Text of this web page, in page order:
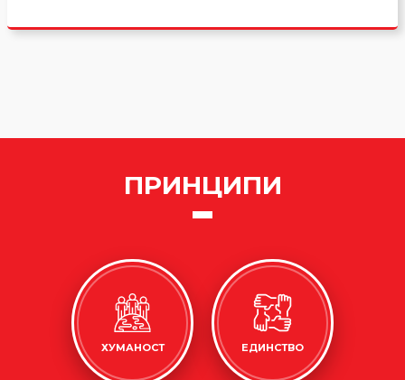
ПРИНЦИПИ
ХУМАНОСТ ЕДИНСТВО